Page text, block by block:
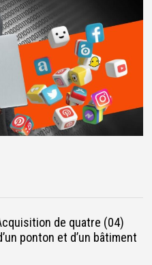
de quatre (04)
ponton et d’un bâtiment